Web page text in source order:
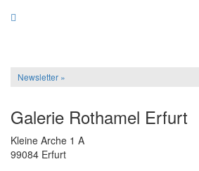
Newsletter »
Galerie Rothamel Erfurt
Kleine Arche 1 A
99084 Erfurt